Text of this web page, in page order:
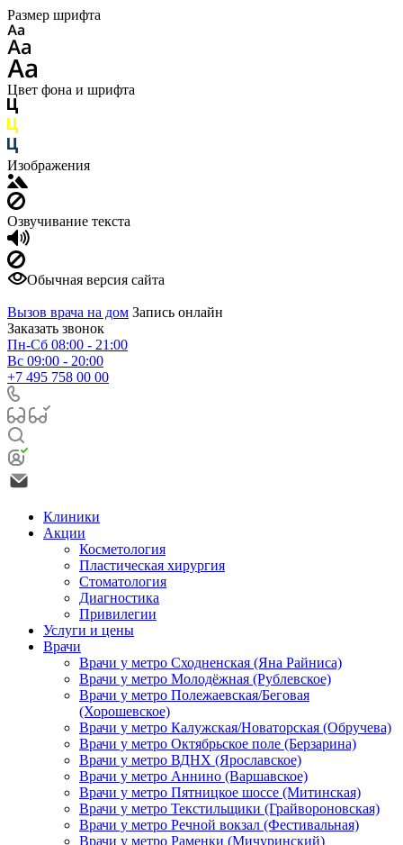
Размер шрифта
Цвет фона и шрифта
Изображения
Озвучивание текста
Обычная версия сайта
Вызов врача на дом Запись онлайн
Заказать звонок
Пн-Сб 08:00 - 21:00
Вс 09:00 - 20:00
+7 495 758 00 00
Клиники
Акции
Косметология
Пластическая хирургия
Стоматология
Диагностика
Привилегии
Услуги и цены
Врачи
Врачи у метро Сходненская (Яна Райниса)
Врачи у метро Молодёжная (Рублевское)
Врачи у метро Полежаевская/Беговая
(Хорошевское)
Врачи у метро Калужская/Новаторская (Обручева)
Врачи у метро Октябрьское поле (Берзарина)
Врачи у метро ВДНХ (Ярославское)
Врачи у метро Аннино (Варшавское)
Врачи у метро Пятницкое шоссе (Митинская)
Врачи у метро Текстильщики (Грайвороновская)
Врачи у метро Речной вокзал (Фестивальная)
Врачи у метро Раменки (Мичуринский)